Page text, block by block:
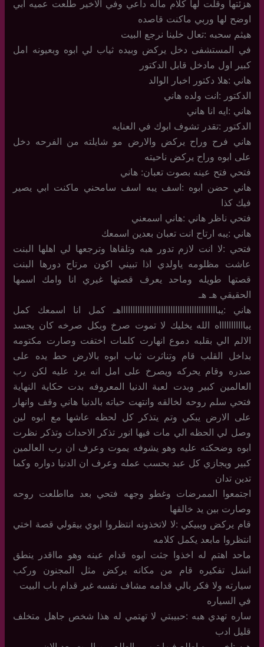
هزئتها وقلت لها كلام ماله داعي وفي الاخير طلعت عميه ابي
اوضح لها وربي ماكنت قاصده
هيثم سحبه :تعال خلينا نرجع البيت
في المستشفى دخل يركض وبيده ثياب لي ابوه وبعيونه امل
كبير اول مادخل قابل الدكتور
هاني :هلا دكتور اخبار الوالد
الدكتور :انت ولده هاني
هاني :ايه انا هاني
الدكتور :تقدر تشوف ابوك في العنايه
هاني فرح وراح يركض والارض مو شايلته من الفرحه دخل
على ابوه وراح يركض ناحيته
فتحي فتح عينه بصوت تعبان: هاني
هاني حضن ابوه :اسف يبه اسف سامحني ماكنت ابي يصير
فيك كذا
فتحي ناظر هاني :هاني اسمعني
هاني :يبه ارتاح انت تعبان بعدين اسمعك
فتحي :لا انت لازم تدور هبه وتلقاها وترجعها لي اهلها البنت
عاشت مظلومه ياولدي اذا تبيني اكون مرتاح دورها البنت
قصتها طويله وماحد يعرف قصتها غيري انا وامك اسمها
الحقيقي هـ هـ
هاني :يباااااااااااااااااااااااااااااااااااااااااهـ كمل انا اسمعك كمل
يباااااااااااه الله يخليك لا تموت صرخ وبكل صرخه كان يجسد
الالم الي بقلبه دموع انهارت كلمات اختفت وصارت مكتومه
بداخل القلب قام وتناثرت ثياب ابوه بالارض حط يده على
صدره وقام يحركه ويصرخ على امل انه يرد عليه لكن رب
العالمين كبير وبدت لعبة الدنيا المعروفه بدت حكاية النهاية
فتحي سلم روحه لخالقه وانتهت حياته بالدنيا هاني وقف وانهار
على الارض يبكي وتم يتذكر كل لحظه عاشها مع ابوه لين
وصل لي الحظه الي مات فيها انور تذكر الاحداث وتذكر نظرت
ابوه وضحكته عليه وهو يشوفه يموت وعرف ان رب العالمين
كبير ويجازي كل عبد بحسب عمله وعرف ان الدنيا دواره وكما
تدين تدان
اجتمعوا الممرضات وغطو وجهه فتحي بعد مااطلعت روحه
وصارت بين يد خالقها
قام يركض ويبيكي :لا لاتخذونه انتظروا ابوي بيقولي قصة اختي
انتظروا مابعد يكمل كلامه
ماحد اهتم له اخذوا جثت ابوه قدام عينه وهو مااقدر ينطق
انشل تفكيره قام من مكانه يركض مثل المجنون وركب
سيارته ولا فكر بالي قدامه مشاف نفسه غير قدام باب البيت
في السياره
ساره تهدي هبه :حبيبتي لا تهتمي له هذا شخص جاهل متخلف
قليل ادب